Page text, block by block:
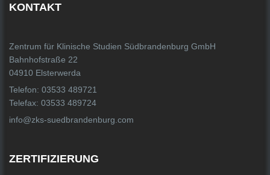
KONTAKT
Zentrum für Klinische Studien Südbrandenburg GmbH
Bahnhofstraße 22
04910 Elsterwerda
Telefon: 03533 489721
Telefax: 03533 489724
info@zks-suedbrandenburg.com
ZERTIFIZIERUNG